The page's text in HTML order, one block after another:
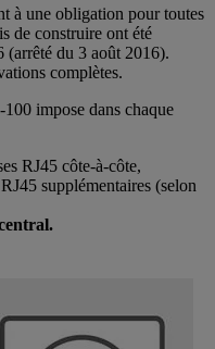
à une obligation pour toutes
de construire ont été
(arrêté du 3 août 2016).
complètes.
impose dans chaque
RJ45 côte-à-côte,
supplémentaires (selon